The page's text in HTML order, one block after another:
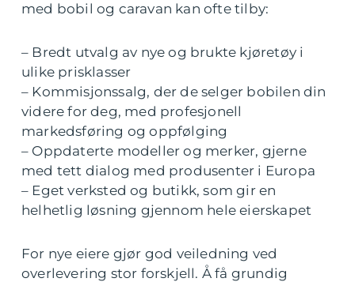
med bobil og caravan kan ofte tilby:
– Bredt utvalg av nye og brukte kjøretøy i
ulike prisklasser
– Kommisjonssalg, der de selger bobilen din
videre for deg, med profesjonell
markedsføring og oppfølging
– Oppdaterte modeller og merker, gjerne
med tett dialog med produsenter i Europa
– Eget verksted og butikk, som gir en
helhetlig løsning gjennom hele eierskapet
For nye eiere gjør god veiledning ved
overlevering stor forskjell. Å få grundig